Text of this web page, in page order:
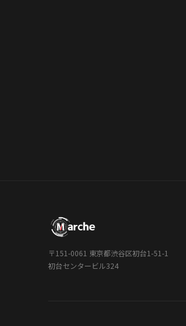
〒151-0061 東京都渋谷区初台1-51-1
初台センタービル324